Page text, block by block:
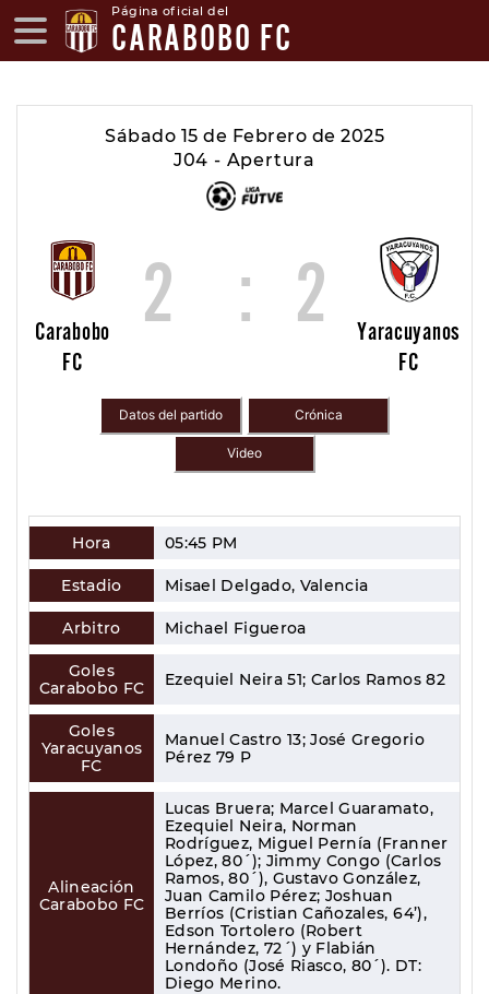
Página oficial del
CARABOBO FC
Sábado 15 de Febrero de 2025
J04 - Apertura
Carabobo
FC
2 : 2
Yaracuyanos
FC
Datos del partido Crónica
Video
Hora 05:45 PM
Estadio Misael Delgado, Valencia
Arbitro Michael Figueroa
Goles
Carabobo FC
Ezequiel Neira 51; Carlos Ramos 82
Goles
Yaracuyanos
FC
Manuel Castro 13; José Gregorio
Pérez 79 P
Alineación
Carabobo FC
Lucas Bruera; Marcel Guaramato,
Ezequiel Neira, Norman
Rodríguez, Miguel Pernía (Franner
López, 80´); Jimmy Congo (Carlos
Ramos, 80´), Gustavo González,
Juan Camilo Pérez; Joshuan
Berríos (Cristian Cañozales, 64’),
Edson Tortolero (Robert
Hernández, 72´) y Flabián
Londoño (José Riasco, 80´). DT:
Diego Merino.